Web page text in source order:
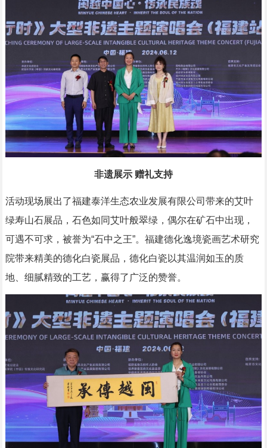
非遗展示赠礼支持
活动现场展出了福建泰洋生态农业发展有限公司带来的艾叶
绿寿山石展品，石色如同艾叶般翠绿，偶尔在矿石中出现，
可遇不可求，被誉为“石中之王”。福建德化逸境瓷画艺术研究
院带来精美的德化白瓷展品，德化白瓷以其温润如玉的质
地、细腻精致的工艺，赢得了广泛的赞誉。